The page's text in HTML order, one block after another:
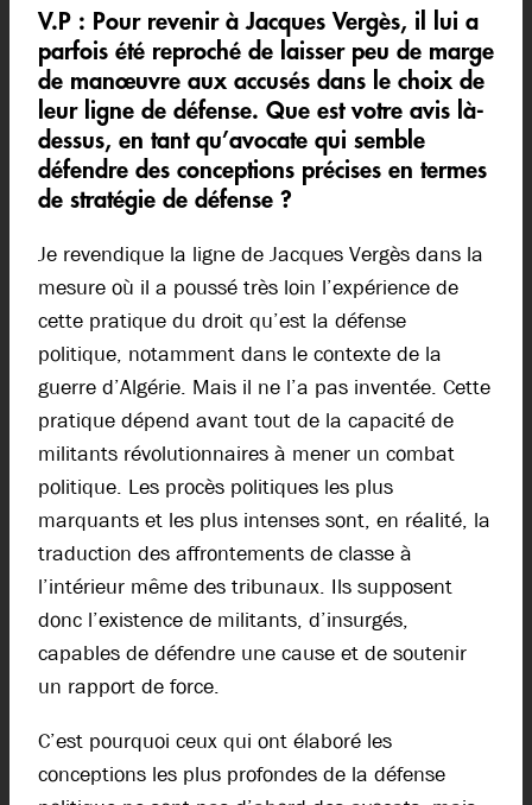
V.P : Pour revenir à Jacques Vergès, il lui a
parfois été reproché de laisser peu de marge
de manœuvre aux accusés dans le choix de
leur ligne de défense. Que est votre avis là-
dessus, en tant qu’avocate qui semble
défendre des conceptions précises en termes
de stratégie de défense ?
Je revendique la ligne de Jacques Vergès dans la
mesure où il a poussé très loin l’expérience de
cette pratique du droit qu’est la défense
politique, notamment dans le contexte de la
guerre d’Algérie. Mais il ne l’a pas inventée. Cette
pratique dépend avant tout de la capacité de
militants révolutionnaires à mener un combat
politique. Les procès politiques les plus
marquants et les plus intenses sont, en réalité, la
traduction des affrontements de classe à
l’intérieur même des tribunaux. Ils supposent
donc l’existence de militants, d’insurgés,
capables de défendre une cause et de soutenir
un rapport de force.
C’est pourquoi ceux qui ont élaboré les
conceptions les plus profondes de la défense